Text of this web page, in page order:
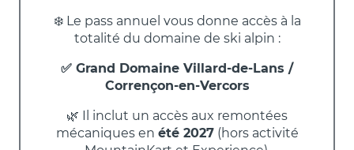
❄️ Le pass annuel vous donne accès à la
totalité du domaine de ski alpin :
✅ Grand Domaine Villard-de-Lans /
Corrençon-en-Vercors
🌿 Il inclut un accès aux remontées
mécaniques en été 2027(hors activité